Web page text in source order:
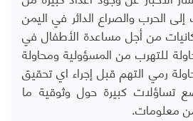
إلى الحرب والصراع الدائر في اليمن
من أجل مساعدة الأطفال في
للتهرب من المسؤولية ومحاولة
رمي التهم قبل إجراء اي تحقيق
تساؤلات كبيرة حول وثوقية ما
معلومات.